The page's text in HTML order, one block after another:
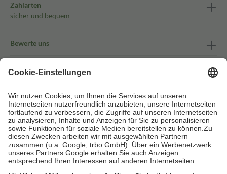
Zahlarten
sicher und bequem
Bewerte uns
Folge uns
Sanicare App
Unternehmen